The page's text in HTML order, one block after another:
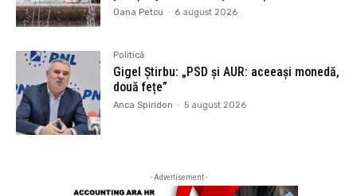
Oana Petcu - 6 august 2026
Politică
Gigel Știrbu: „PSD și AUR: aceeași monedă,
două fețe”
Anca Spiridon - 5 august 2026
- Advertisement -